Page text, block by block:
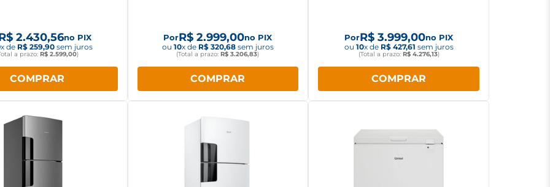
2.430,56no PIX
x de R$ 259,90 sem juros
a prazo: R$ 2.599,00)
COMPRAR
PorR$ 2.999,00no PIX
ou 10x de R$ 320,68sem juros
(Total a prazo:R$ 3.206,83)
COMPRAR
PorR$ 3.999,00no PIX
ou 10x de R$ 427,61 sem juros
(Total a prazo: R$ 4.276,13)
COMPRAR